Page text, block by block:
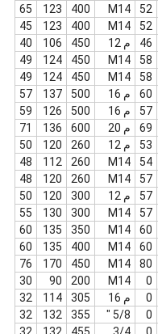
52
M14
400
123
65
52
M14
400
123
45
46 م 12 450
106
40
58
M14
450
124
49
58
M14
450
124
49
60 م 16 500
137
57
57 م 16 500
126
59
69 م 20 600
136
71
53 م 12 260
120
50
54
M14
260
112
48
57
M14
260
120
48
57 م 12 300
120
50
57
M14
300
130
55
60
M14
350
135
60
60
M14
400
135
60
80
M14
450
170
76
0
M14
200
90
30
0 م 16 305
114
32
0
5/8 "
355
132
32